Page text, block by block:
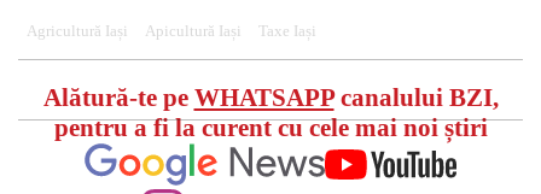
Agricultură Iași Apicultură Iași Taxe Iași
Alătură-te pe WHATSAPPcanalului BZI,
pentru a fi la curent cu cele mai noi știri